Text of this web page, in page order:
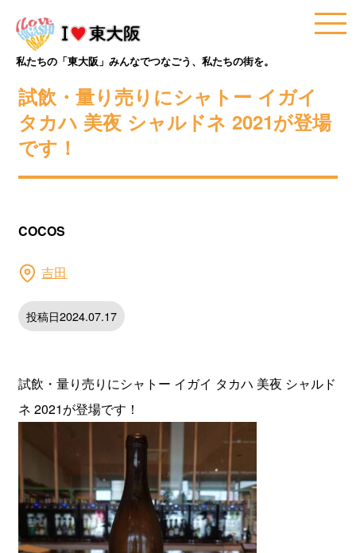
私たちの「東大阪」みんなでつなごう、私たちの街を。
試飲・量り売りにシャトー イガイ
タカハ 美夜 シャルドネ 2021が登場
です！
COCOS
吉田
投稿日2024.07.17
試飲・量り売りにシャトー イガイ タカハ 美夜 シャルド
ネ 2021が登場です！